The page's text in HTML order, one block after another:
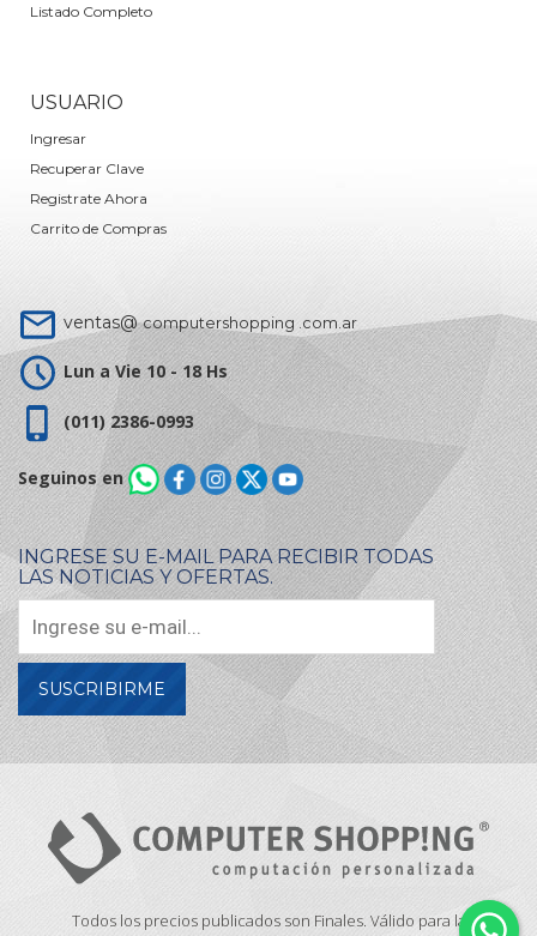
Listado Completo
USUARIO
Ingresar
Recuperar Clave
Registrate Ahora
Carrito de Compras
ventas@computershopping .com.ar
Lun a Vie 10 - 18 Hs
(011) 2386-0993
Seguinos en
INGRESE SU E-MAIL PARA RECIBIR TODAS
LAS NOTICIAS Y OFERTAS.
SUSCRIBIRME
Todos los precios publicados son Finales. Válido para la